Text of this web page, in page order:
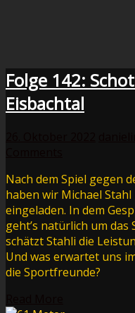
Folge 142:
Eisbachtal
Nach dem Spiel gegen
haben wir Michael Stahl
eingeladen. In dem
geht’s natürlich um das
schätzt Stahli die
Und was erwartet uns
die Sportfreunde?